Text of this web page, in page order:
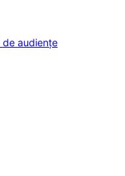
de audiențe